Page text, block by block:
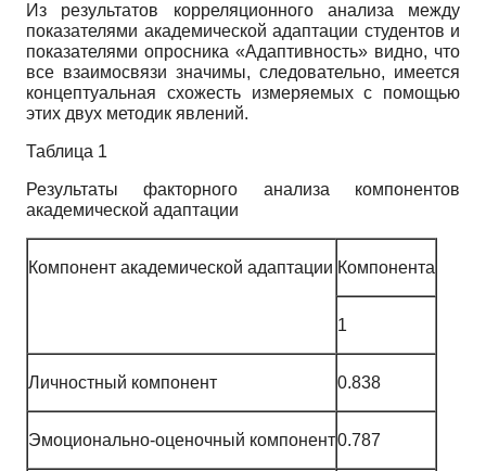
Из результатов корреляционного анализа между
показателями академической адаптации студентов и
показателями опросника «Адаптивность» видно, что
все взаимосвязи значимы, следовательно, имеется
концептуальная схожесть измеряемых с помощью
этих двух методик явлений.
Таблица 1
Результаты факторного анализа компонентов
академической адаптации
Компонент академической адаптации Компонента
1
Личностный компонент 0.838
Эмоционально-оценочный компонент0.787